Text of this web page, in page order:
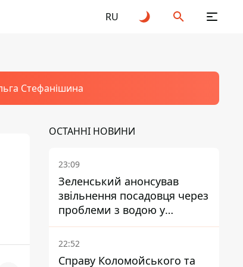
RU
Стефанішина
ОСТАННІ НОВИНИ
23:09
Зеленський анонсував
звільнення посадовця через
проблеми з водою у
Марганці
22:52
Справу Коломойського та